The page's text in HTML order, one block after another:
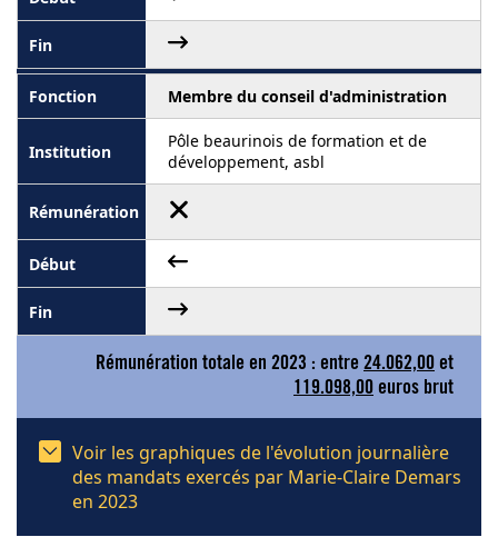
Membre du conseil d'administration
Pôle beaurinois de formation et de
développement, asbl
Rémunération totale en 2023 : entre 24.062,00 et
119.098,00 euros brut
Voir les graphiques de l'évolution journalière
des mandats exercés par Marie-Claire Demars
en 2023